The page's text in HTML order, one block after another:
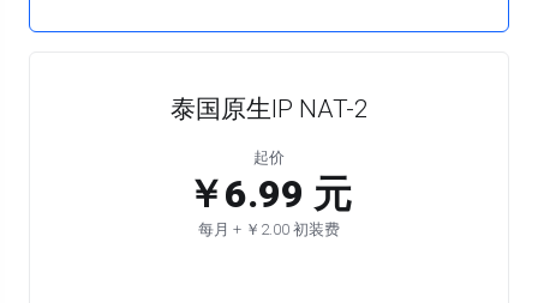
泰国原生IP NAT-2
起价
￥6.99 元
每月 + ￥2.00 初装费